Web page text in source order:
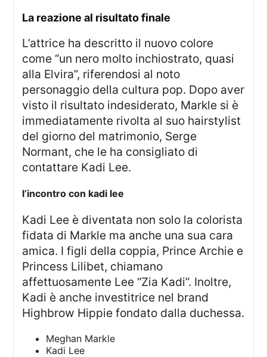
la reazione al risultato finale
L’attrice ha descritto il nuovo colore
come “un nero molto inchiostrato, quasi
alla Elvira”, riferendosi al noto
personaggio della cultura pop. Dopo aver
visto il risultato indesiderato, Markle si è
immediatamente rivolta al suo hairstylist
del giorno del matrimonio, Serge
Normant, che le ha consigliato di
contattare Kadi Lee.
l’incontro con kadi lee
Kadi Lee è diventata non solo la colorista
fidata di Markle ma anche una sua cara
amica. I figli della coppia, Prince Archie e
Princess Lilibet, chiamano
affettuosamente Lee “Zia Kadi”. Inoltre,
Kadi è anche investitrice nel brand
Highbrow Hippie fondato dalla duchessa.
Meghan Markle
Kadi Lee